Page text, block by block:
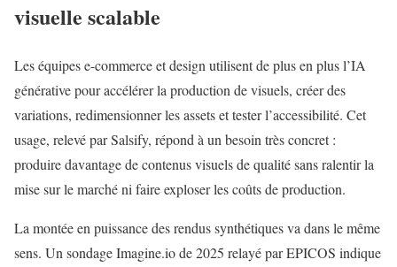
visuelle scalable
Les équipes e-commerce et design utilisent de plus en plus l’IA
générative pour accélérer la production de visuels, créer des
variations, redimensionner les assets et tester l’accessibilité. Cet
usage, relevé par Salsify, répond à un besoin très concret :
produire davantage de contenus visuels de qualité sans ralentir la
mise sur le marché ni faire exploser les coûts de production.
La montée en puissance des rendus synthétiques va dans le même
sens. Un sondage Imagine.io de 2025 relayé par EPICOS indique